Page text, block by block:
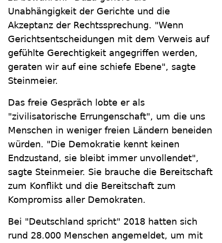
Unabhängigkeit der Gerichte und die
Akzeptanz der Rechtssprechung. "Wenn
Gerichtsentscheidungen mit dem Verweis auf
gefühlte Gerechtigkeit angegriffen werden,
geraten wir auf eine schiefe Ebene", sagte
Steinmeier.
Das freie Gespräch lobte er als
"zivilisatorische Errungenschaft", um die uns
Menschen in weniger freien Ländern beneiden
würden. "Die Demokratie kennt keinen
Endzustand, sie bleibt immer unvollendet",
sagte Steinmeier. Sie brauche die Bereitschaft
zum Konflikt und die Bereitschaft zum
Kompromiss aller Demokraten.
Bei "Deutschland spricht" 2018 hatten sich
rund 28.000 Menschen angemeldet, um mit